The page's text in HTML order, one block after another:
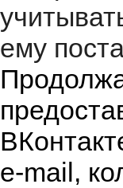
ему
e-mail,